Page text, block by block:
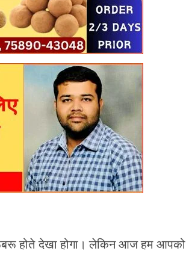
होते देखा होगा। लेकिन आज हम आपको